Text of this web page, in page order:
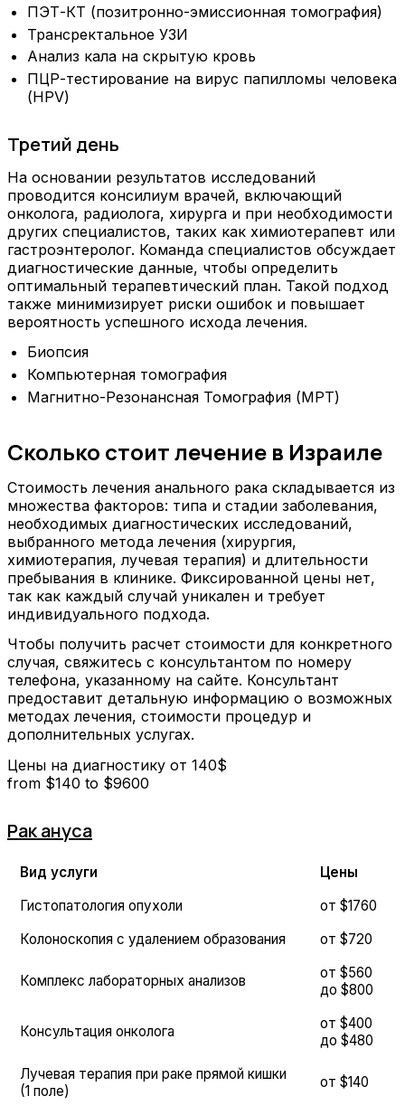
ПЭТ-КТ (позитронно-эмиссионная томография)
Трансректальное УЗИ
Анализ кала на скрытую кровь
ПЦР-тестирование на вирус папилломы человека
(HPV)
Третий день
На основании результатов исследований
проводится консилиум врачей, включающий
онколога, радиолога, хирурга и при необходимости
других специалистов, таких как химиотерапевт или
гастроэнтеролог. Команда специалистов обсуждает
диагностические данные, чтобы определить
оптимальный терапевтический план. Такой подход
также минимизирует риски ошибок и повышает
вероятность успешного исхода лечения.
Биопсия
Компьютерная томография
Магнитно-Резонансная Томография (МРТ)
Сколько стоит лечение в Израиле
Стоимость лечения анального рака складывается из
множества факторов: типа и стадии заболевания,
необходимых диагностических исследований,
выбранного метода лечения (хирургия,
химиотерапия, лучевая терапия) и длительности
пребывания в клинике. Фиксированной цены нет,
так как каждый случай уникален и требует
индивидуального подхода.
Чтобы получить расчет стоимости для конкретного
случая, свяжитесь с консультантом по номеру
телефона, указанному на сайте. Консультант
предоставит детальную информацию о возможных
методах лечения, стоимости процедур и
дополнительных услугах.
Цены на диагностику от 140$
from $140 to $9600
Рак ануса
Вид услуги
Цены
Гистопатология опухоли
от $1760
Колоноскопия с удалением образования
от $720
Комплекс лабораторных анализов
от $560
до $800
Консультация онколога
от $400
до $480
Лучевая терапия при раке прямой кишки
(1 поле)
от $140